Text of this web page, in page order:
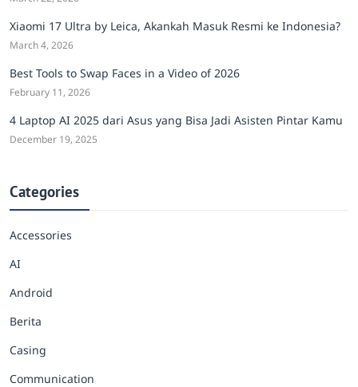
Xiaomi 17 Ultra by Leica, Akankah Masuk Resmi ke Indonesia?
March 4, 2026
Best Tools to Swap Faces in a Video of 2026
February 11, 2026
4 Laptop AI 2025 dari Asus yang Bisa Jadi Asisten Pintar Kamu
December 19, 2025
Categories
Accessories
AI
Android
Berita
Casing
Communication